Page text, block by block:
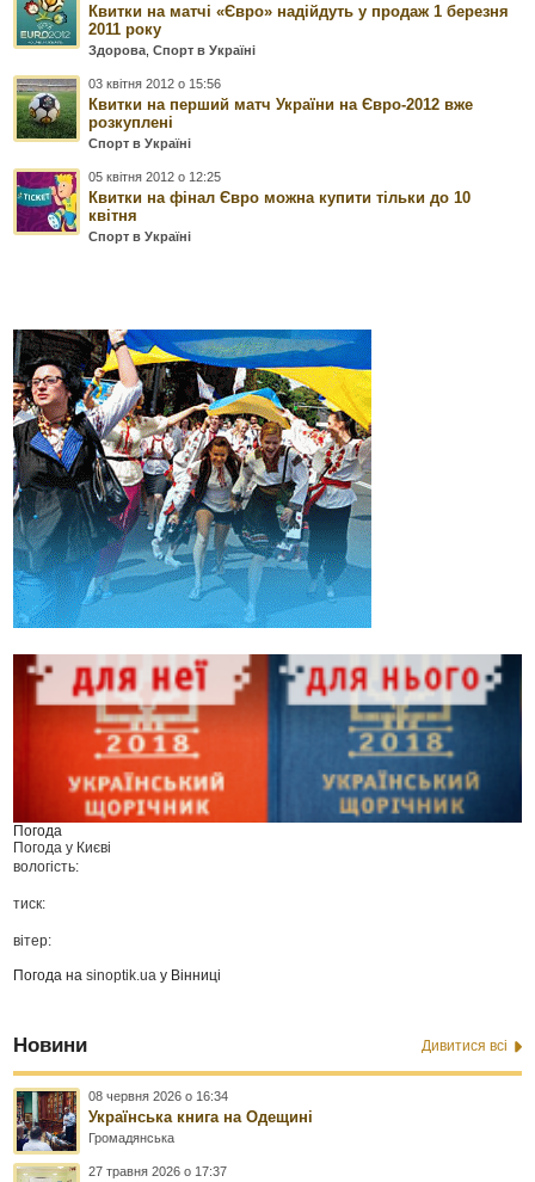
Квитки на матчі «Євро» надійдуть у продаж 1 березня
2011 року
Здорова ,Спорт в Україні
03 квітня 2012 о 15:56
Квитки на перший матч України на Євро-2012 вже
розкуплені
Спорт в Україні
05 квітня 2012 о 12:25
Квитки на фінал Євро можна купити тільки до 10
квітня
Спорт в Україні
Погода
Погода у Києві
вологість:
тиск:
вітер:
Погода наsinoptik.ua у Вінниці
Новини Дивитися всі
08 червня 2026 о 16:34
Українська книга на Одещині
Громадянська
27 травня 2026 о 17:37